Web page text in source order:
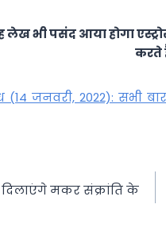
भी पसंद आया होगा
करते
जनवरी, 2022): सभी
दिलाएंगे मकर संक्रांति के